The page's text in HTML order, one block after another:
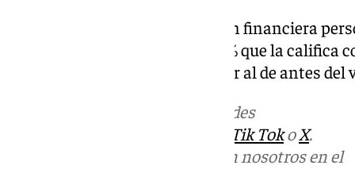
El 65% sostiene que su situación financiera
igual que en julio, frente al 23,1% que la califica
porcentaje ligeramente superior al de antes del
en las redes
Tik TokoX.
Puedes ponerte en contacto con nosotros en el